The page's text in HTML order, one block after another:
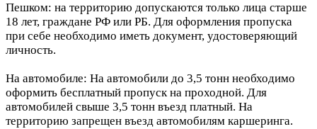
Пешком: на территорию допускаются только лица старше
18 лет, граждане РФ или РБ. Для оформления пропуска
при себе необходимо иметь документ, удостоверяющий
личность.
На автомобиле: На автомобили до 3,5 тонн необходимо
оформить бесплатный пропуск на проходной. Для
автомобилей свыше 3,5 тонн въезд платный. На
территорию запрещен въезд автомобилям каршеринга.